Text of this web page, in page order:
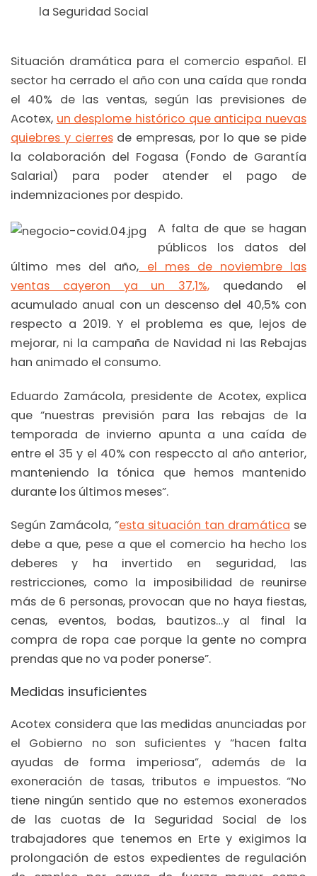
la Seguridad Social
Situación dramática para el comercio español. El
sector ha cerrado el año con una caída que ronda
el 40% de las ventas, según las previsiones de
Acotex, un desplome histórico que anticipa nuevas
quiebres y cierresde empresas, por lo que se pide
la colaboración del Fogasa (Fondo de Garantía
Salarial) para poder atender el pago de
indemnizaciones por despido.
A falta de que se hagan
públicos los datos del
último mes del año, el mes de noviembre las
ventas cayeron ya un 37,1%, quedando el
acumulado anual con un descenso del 40,5% con
respecto a 2019. Y el problema es que, lejos de
mejorar, ni la campaña de Navidad ni las Rebajas
han animado el consumo.
Eduardo Zamácola, presidente de Acotex, explica
que “nuestras previsión para las rebajas de la
temporada de invierno apunta a una caída de
entre el 35 y el 40% con respeccto al año anterior,
manteniendo la tónica que hemos mantenido
durante los últimos meses”.
Según Zamácola, “esta situación tan dramática se
debe a que, pese a que el comercio ha hecho los
deberes y ha invertido en seguridad, las
restricciones, como la imposibilidad de reunirse
más de 6 personas, provocan que no haya fiestas,
cenas, eventos, bodas, bautizos…y al final la
compra de ropa cae porque la gente no compra
prendas que no va poder ponerse”.
Medidas insuficientes
Acotex considera que las medidas anunciadas por
el Gobierno no son suficientes y “hacen falta
ayudas de forma imperiosa”, además de la
exoneración de tasas, tributos e impuestos. “No
tiene ningún sentido que no estemos exonerados
de las cuotas de la Seguridad Social de los
trabajadores que tenemos en Erte y exigimos la
prolongación de estos expedientes de regulación